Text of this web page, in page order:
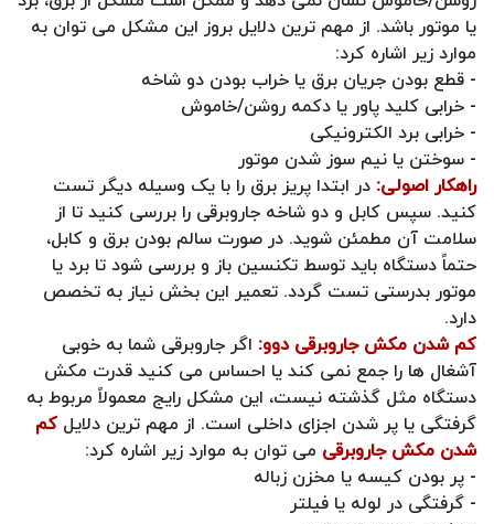
یا موتور باشد. از مهم ترین دلایل بروز این مشکل می توان به
موارد زیر اشاره کرد:
- قطع بودن جریان برق یا خراب بودن دو شاخه
- خرابی کلید پاور یا دکمه روشن/خاموش
- خرابی برد الکترونیکی
- سوختن یا نیم‌ سوز شدن موتور
راهکار اصولی: در ابتدا پریز برق را با یک وسیله دیگر تست
کنید. سپس کابل و دو شاخه جاروبرقی را بررسی کنید تا از
سلامت آن مطمئن شوید. در صورت سالم بودن برق و کابل،
حتماً دستگاه باید توسط تکنسین باز و بررسی شود تا برد یا
موتور بدرستی تست گردد. تعمیر این بخش نیاز به تخصص
دارد.
کم شدن مکش جاروبرقی دوو: اگر جاروبرقی شما به‌ خوبی
آشغال‌ ها را جمع نمی‌ کند یا احساس می‌ کنید قدرت مکش
دستگاه مثل گذشته نیست، این مشکل رایج معمولاً مربوط به
گرفتگی یا پر شدن اجزای داخلی است. از مهم ترین دلایلکم
شدن مکش جاروبرقی می توان به موارد زیر اشاره کرد:
- پر بودن کیسه یا مخزن زباله
- گرفتگی در لوله یا فیلتر